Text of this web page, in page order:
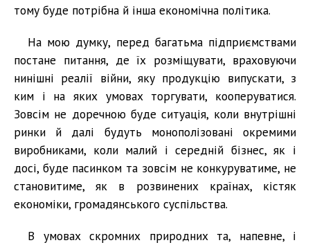
тому буде потрібна й інша економічна політика.
На мою думку, перед багатьма підприємствами
постане питання, де їх розміщувати, враховуючи
нинішні реалії війни, яку продукцію випускати, з
ким і на яких умовах торгувати, кооперуватися.
Зовсім не доречною буде ситуація, коли внутрішні
ринки й далі будуть монополізовані окремими
виробниками, коли малий і середній бізнес, як і
досі, буде пасинком та зовсім не конкуруватиме, не
становитиме, як в розвинених країнах, кістяк
економіки, громадянського суспільства.
В умовах скромних природних та, напевне, і